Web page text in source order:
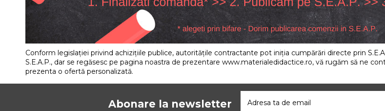
Conform legislației privind achizițiile publice, autoritățile contractante pot iniția cumpărări directe prin
S.E.A.P., dar se regăsesc pe pagina noastra de prezentare www.materialedidactice.ro, vă rugăm să ne
prezenta o ofertă personalizată.
Abonare la newsletter